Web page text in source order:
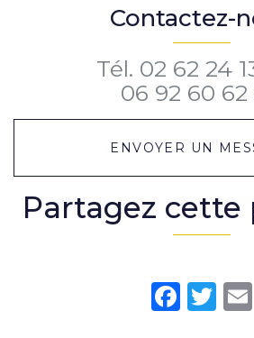
Contactez-
Tél. 02 62 24
06 92 60 62
ENVOYER UN
Partagez cette